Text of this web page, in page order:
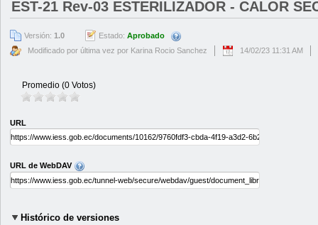
EST-21 Rev-03 ESTERILIZADOR - CALOR
Versión: 1.0 Estado: Aprobado
Modificado por última vez por Karina Rocio Sanchez
14/02/23 11:31 AM
Promedio (0 Votos)
URL
URL de WebDAV
Histórico de versiones